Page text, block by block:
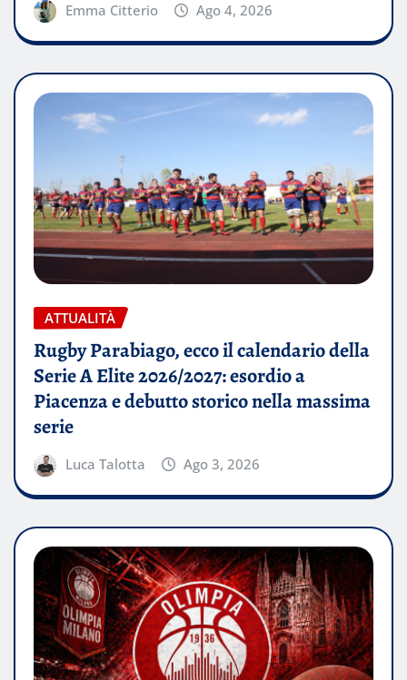
Emma Citterio Ago 4, 2026
ATTUALITÀ
Rugby Parabiago, ecco il calendario della
Serie A Elite 2026/2027: esordio a
Piacenza e debutto storico nella massima
serie
Luca Talotta Ago 3, 2026